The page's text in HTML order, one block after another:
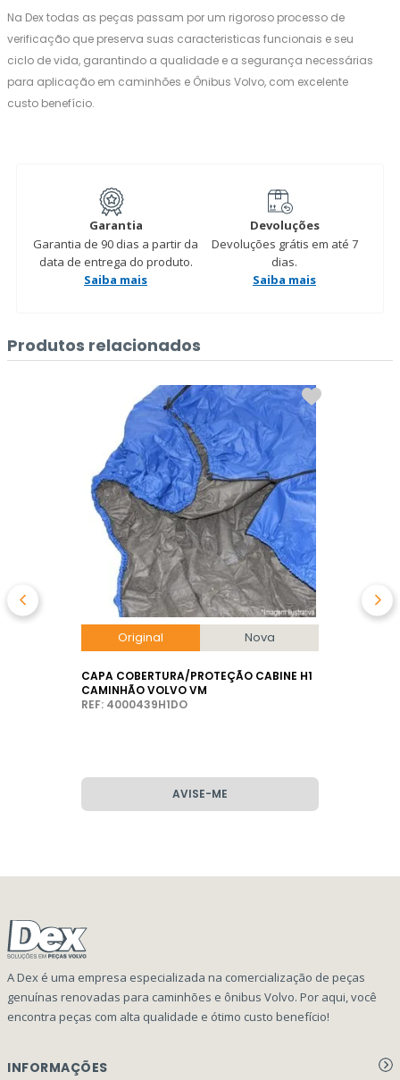
Na Dex todas as peças passam por um rigoroso processo de
verificação que preserva suas caracteristicas funcionais e seu
ciclo de vida, garantindo a qualidade e a segurança necessárias
para aplicação em caminhões e Ônibus Volvo, com excelente
custo benefício.
Garantia
Garantia de 90 dias a partir da
data de entrega do produto.
Saiba mais
Devoluções
Devoluções grátis em até 7
dias.
Saiba mais
Produtos relacionados
Original Nova
CAPA COBERTURA/PROTEÇÃO CABINE H1
CAMINHÃO VOLVO VM
REF: 4000439H1DO
AVISE-ME
A Dex é uma empresa especializada na comercialização de peças
genuínas renovadas para caminhões e ônibus Volvo. Por aqui, você
encontra peças com alta qualidade e ótimo custo benefício!
INFORMAÇÕES